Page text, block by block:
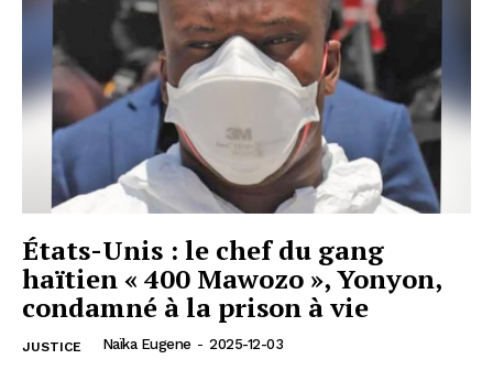
États-Unis : le chef du gang
haïtien « 400 Mawozo », Yonyon,
condamné à la prison à vie
JUSTICE Naïka Eugene - 2025-12-03